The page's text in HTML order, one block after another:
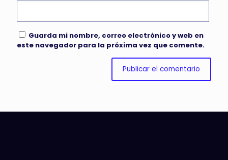
Guarda mi nombre, correo electrónico y web en
este navegador para la próxima vez que comente.